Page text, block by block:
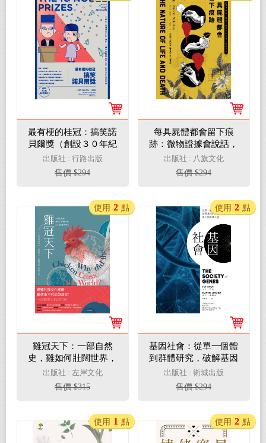
最有梗的桂冠：搞笑諾
貝爾獎（創設３０年紀
念書封版）(電子書)
出版社 : 行路出版
售價 $294
每具屍體都會留下痕
跡：微物證據會說話，
鑑識生態學家帶你進入
案發現場(電子書)
出版社 : 八旗文化
售價 $294
雞冠天下：一部自然
史，雞如何壯闊世界，
和人類共創文明(電子
書)
出版社 : 左岸文化
售價 $315
使用 2 點
基因社會：從單一個體
到群體研究，破解基因
的互動關係與人體奧妙
之謎(電子書)
出版社 : 衛城出版
售價 $294
使用 2 點
使用 1 點 使用 2 點